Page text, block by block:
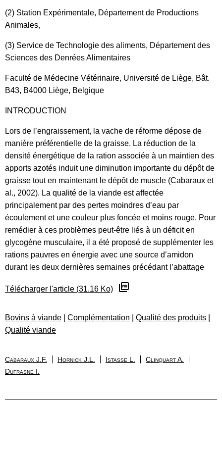
(2) Station Expérimentale, Département de Productions
Animales,
(3) Service de Technologie des aliments, Département des
Sciences des Denrées Alimentaires
Faculté de Médecine Vétérinaire, Université de Liège, Bât.
B43, B4000 Liège, Belgique
INTRODUCTION
Lors de l’engraissement, la vache de réforme dépose de
manière préférentielle de la graisse. La réduction de la
densité énergétique de la ration associée à un maintien des
apports azotés induit une diminution importante du dépôt de
graisse tout en maintenant le dépôt de muscle (Cabaraux et
al., 2002). La qualité de la viande est affectée
principalement par des pertes moindres d’eau par
écoulement et une couleur plus foncée et moins rouge. Pour
remédier à ces problèmes peut-être liés à un déficit en
glycogène musculaire, il a été proposé de supplémenter les
rations pauvres en énergie avec une source d’amidon
durant les deux dernières semaines précédant l’abattage
Télécharger l'article (31.16 Ko)
Bovins à viande Complémentation Qualité des produits
Qualité viande
Cabaraux J.F. Hornick J.L. Istasse L.
Clinquart A.
Dufrasne I.